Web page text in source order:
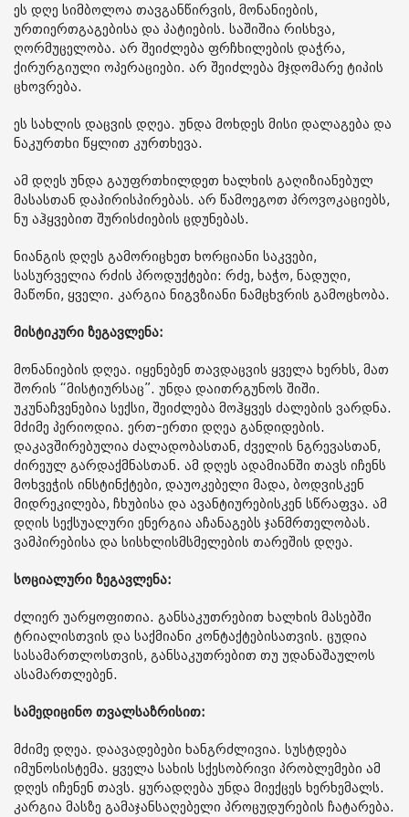
ეს დღე სიმბოლოა თავგანწირვის, მონანიების,
ურთიერთგაგებისა და პატიების. საშიშია რისხვა,
ღორმუცელობა. არ შეიძლება ფრჩხილების დაჭრა,
ქირურგიული ოპერაციები. არ შეიძლება მჯდომარე ტიპის
ცხოვრება.
ეს სახლის დაცვის დღეა. უნდა მოხდეს მისი დალაგება და
ნაკურთხი წყლით კურთხევა.
ამ დღეს უნდა გაუფრთხილდეთ ხალხის გაღიზიანებულ
მასასთან დაპირისპირებას. არ წამოეგოთ პროვოკაციებს,
ნუ აჰყვებით შურისძიების ცდუნებას.
ნიანგის დღეს გამორიცხეთ ხორციანი საკვები,
სასურველია რძის პროდუქტები: რძე, ხაჭო, ნადუღი,
მაწონი, ყველი. კარგია ნიგვზიანი ნამცხვრის გამოცხობა.
მისტიკური ზეგავლენა:
მონანიების დღეა. იყენებენ თავდაცვის ყველა ხერხს, მათ
შორის “მისტიურსაც”. უნდა დაითრგუნოს შიში.
უკუნაჩვენებია სექსი, შეიძლება მოჰყვეს ძალების ვარდნა.
მძიმე პერიოდია. ერთ-ერთი დღეა განდიდების.
დაკავშირებულია ძალადობასთან, ძველის ნგრევასთან,
ძირეულ გარდაქმნასთან. ამ დღეს ადამიანში თავს იჩენს
მოხვეჭის ინსტინქტები, დაუოკებელი მადა, ბოდვისკენ
მიდრეკილება, ჩხუბისა და ავანტიურებისკენ სწრაფვა. ამ
დღის სექსუალური ენერგია აჩანაგებს ჯანმრთელობას.
ვამპირებისა და სისხლისმსმელების თარეშის დღეა.
სოციალური ზეგავლენა:
ძლიერ უარყოფითია. განსაკუთრებით ხალხის მასებში
ტრიალისთვის და საქმიანი კონტაქტებისათვის. ცუდია
სასამართლოსთვის, განსაკუთრებით თუ უდანაშაულოს
ასამართლებენ.
სამედიცინო თვალსაზრისით:
მძიმე დღეა. დაავადებები ხანგრძლივია. სუსტდება
იმუნოსისტემა. ყველა სახის სქესობრივი პრობლემები ამ
დღეს იჩენენ თავს. ყურადღება უნდა მიექცეს ხერხემალს.
კარგია მასზე გამაჯანსაღებელი პროცუდურების ჩატარება.